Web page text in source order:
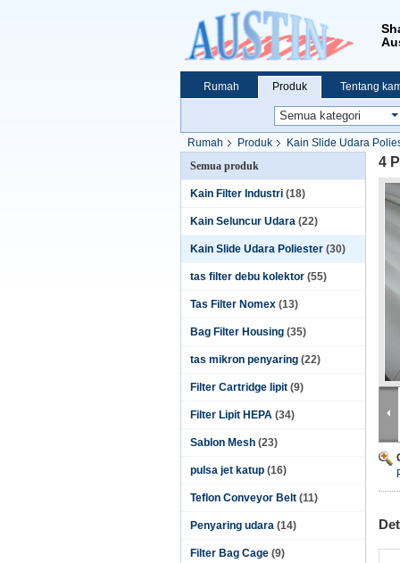
Rumah Produk Tentang
Rumah Produk
Kain Slide Udara
Semua produk
Kain Filter Industri (18)
Kain Seluncur Udara (22)
Kain Slide Udara Poliester (30)
tas filter debu kolektor (55)
Tas Filter Nomex (13)
Bag Filter Housing (35)
tas mikron penyaring (22)
Filter Cartridge lipit (9)
Filter Lipit HEPA (34)
Sablon Mesh (23)
pulsa jet katup (16)
Teflon Conveyor Belt (11)
Penyaring udara (14)
Filter Bag Cage (9)
4